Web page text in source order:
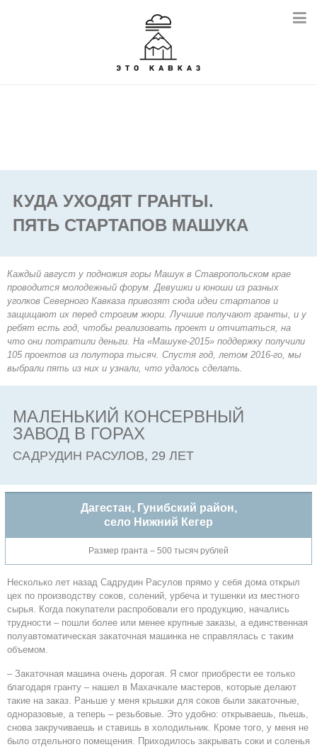
КУДА УХОДЯТ ГРАНТЫ.
ПЯТЬ СТАРТАПОВ МАШУКА
Каждый август у подножия горы Машук в Ставропольском крае
проводится молодежный форум. Девушки и юноши из разных
уголков Северного Кавказа привозят сюда идеи стартапов и
защищают их перед строгим жюри. Лучшие получают гранты, и у
ребят есть год, чтобы реализовать проект и отчитаться, на
что они потратили деньги. На «Машуке-2015» поддержку получили
105 проектов из полутора тысяч. Спустя год, летом 2016-го, мы
выбрали пять из них и узнали, что удалось сделать.
МАЛЕНЬКИЙ КОНСЕРВНЫЙ
ЗАВОД В ГОРАХ
САДРУДИН РАСУЛОВ, 29 ЛЕТ
Дагестан, Гунибский район,
село Нижний Кегер
Размер гранта – 500 тысяч рублей
Несколько лет назад Садрудин Расулов прямо у себя дома открыл
цех по производству соков, солений, урбеча и тушенки из местного
сырья. Когда покупатели распробовали его продукцию, начались
трудности – пошли более или менее крупные заказы, а единственная
полуавтоматическая закаточная машинка не справлялась с таким
объемом.
– Закаточная машина очень дорогая. Я смог приобрести ее только
благодаря гранту – нашел в Махачкале мастеров, которые делают
такие на заказ. Раньше у меня крышки для соков были закаточные,
одноразовые, а теперь – резьбовые. Это удобно: открываешь, пьешь,
снова закручиваешь и ставишь в холодильник. Кроме того, у меня не
было отдельного помещения. Приходилось закрывать соки и соленья